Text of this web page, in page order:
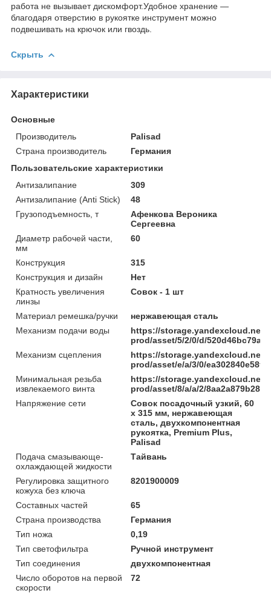
работа не вызывает дискомфорт.Удобное хранение —
благодаря отверстию в рукоятке инструмент можно
подвешивать на крючок или гвоздь.
Скрыть
Характеристики
Основные
Производитель
Palisad
Страна производитель
Германия
Пользовательские характеристики
Антизалипание
309
Антизалипание (Anti Stick)
48
Грузоподъемность, т
Афенкова Вероника
Сергеевна
Диаметр рабочей части,
мм
60
Конструкция
315
Конструкция и дизайн
Нет
Кратность увеличения
линзы
Совок - 1 шт
Материал ремешка/ручки
нержавеющая сталь
Механизм подачи воды
https://storage.yandexcloud.net/
prod/asset/5/2/0/d/
Механизм сцепления
https://storage.yandexcloud.net/
prod/asset/e/a/3/0/
Минимальная резьба
извлекаемого винта
https://storage.yandexcloud.net/
prod/asset/8/a/a/2/
Напряжение сети
Совок посадочный узкий, 60
х 315 мм, нержавеющая
сталь, двухкомпонентная
рукоятка, Premium Plus,
Palisad
Подача смазывающе-
охлаждающей жидкости
Тайвань
Регулировка защитного
кожуха без ключа
8201900009
Составных частей
65
Страна производства
Германия
Тип ножа
0,19
Тип светофильтра
Ручной инструмент
Тип соединения
двухкомпонентная
Число оборотов на первой
скорости
72